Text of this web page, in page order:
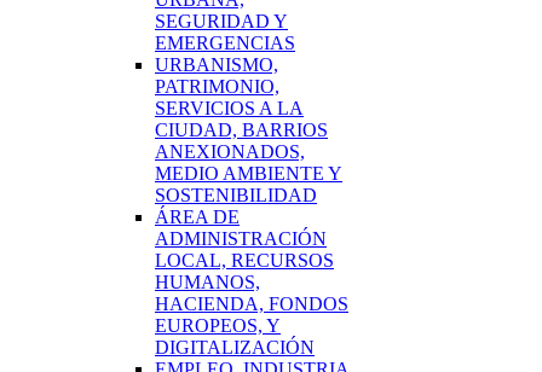
SEGURIDAD Y
EMERGENCIAS
URBANISMO,
PATRIMONIO,
SERVICIOS A LA
CIUDAD, BARRIOS
ANEXIONADOS,
MEDIO AMBIENTE Y
SOSTENIBILIDAD
ÁREA DE
ADMINISTRACIÓN
LOCAL, RECURSOS
HUMANOS,
HACIENDA, FONDOS
EUROPEOS, Y
DIGITALIZACIÓN